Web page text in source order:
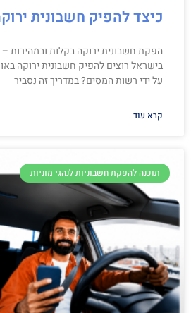
כיצד להפיק חשבונית
הפקת חשבונית ירוקה בקלות ובמהירות
בישראל רוצים להפיק חשבונית ירוקה
על ידי רשות המסים? במדריך זה נסביר
קרא עוד
תוכנה להפקת חשבוניות לנהגי מוניות